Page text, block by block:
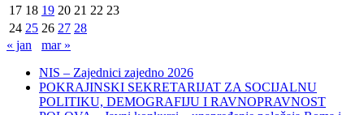
17 18 19 20 21 22 23
24 25 26 27 28
« jan
mar »
NIS – Zajednici zajedno 2026
POKRAJINSKI SEKRETARIJAT ZA SOCIJALNU
POLITIKU, DEMOGRAFIJU I RAVNOPRAVNOST